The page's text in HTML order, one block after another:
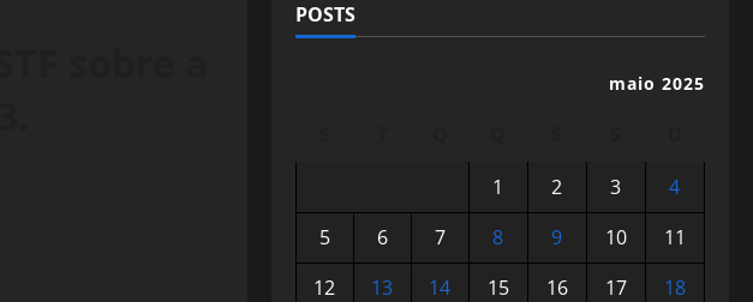
POSTS
maio 2025
1
2 3
4
5
6 7 8 9 10
11
12
13 14 15 16 17
18